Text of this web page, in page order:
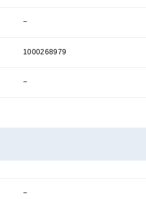
−
1000268979
−
−